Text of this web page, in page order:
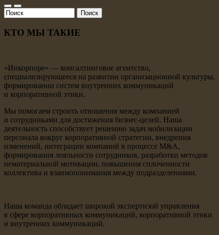
Поиск
КТО МЫ ТАКИЕ
«Инкорпоре» — консалтинговое агентство,
специализирующееся на развитии организационной культуры,
формировании систем внутренних коммуникаций
и корпоративной этики.
Мы помогаем строить отношения между компанией
и сотрудниками для достижения бизнес-целей. Наша
деятельность способствует решению задач мобилизации
персонала вокруг корпоративной стратегии, внедрения
изменений, интеграции компаний в процессе M&A,
формирования лояльности сотрудников, разработки методов
нематериальной мотивации, повышения сплоченности
коллектива и взаимопонимания между подразделениями.
Наша команда обладает широкой экспертизой управления
в сфере корпоративных коммуникаций, корпоративной этики
и внутренних коммуникаций.